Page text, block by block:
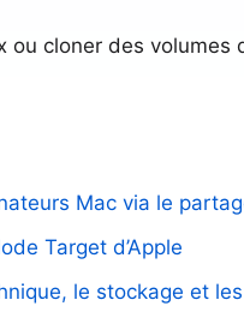
ou cloner des
Mac via le
Target d’Apple
le stockage et